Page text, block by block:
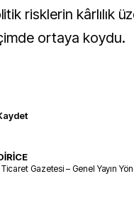
risklerin kârlılık
ortaya koydu.
Gazetesi – Genel Yayın